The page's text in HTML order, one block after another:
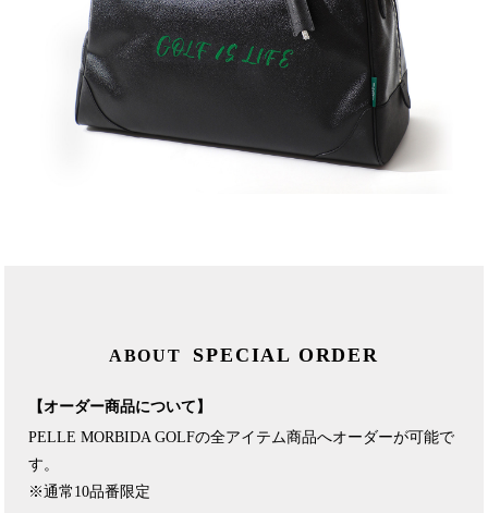
ABOUT SPECIAL ORDER
【オーダー商品について】
PELLE MORBIDA GOLFの全アイテム商品へオーダーが可能で
す。
※通常10品番限定